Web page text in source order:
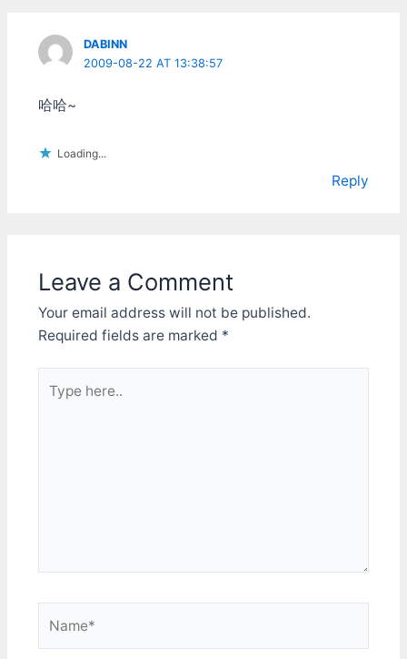
DABINN
2009-08-22 AT 13:38:57
哈哈~
Loading...
Reply
Leave a Comment
Your email address will not be published.
Required fields are marked *
here..